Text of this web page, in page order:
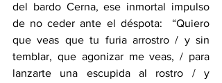
del bardo Cerna, ese inmortal impulso
de no ceder ante el déspota:  “Quiero
que veas que tu furia arrostro / y sin
temblar, que agonizar me veas, / para
lanzarte una escupida al rostro / y